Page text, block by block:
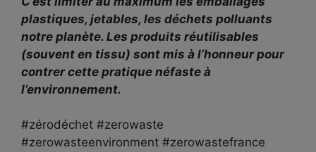
plastiques, jetables, les déchets polluants
notre planète. Les produits réutilisables
(souvent en tissu) sont mis à l’honneur pour
contrer cette pratique néfaste à
l’environnement.
#zérodéchet #zerowaste
#zerowasteenvironment #zerowastefrance